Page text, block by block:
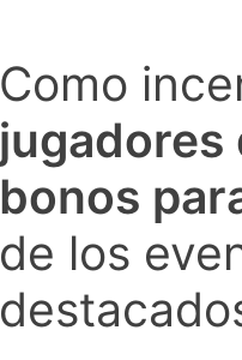
Como
jugadores
bonos
de los